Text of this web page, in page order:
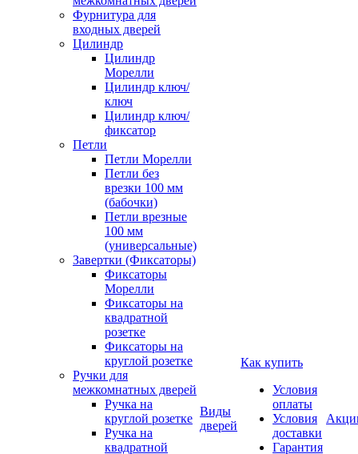
Фурнитура для
входных дверей
Цилиндр
Цилиндр
Морелли
Цилиндр ключ/
ключ
Цилиндр ключ/
фиксатор
Петли
Петли Морелли
Петли без
врезки 100 мм
(бабочки)
Петли врезные
100 мм
(универсальные)
Завертки (Фиксаторы)
Фиксаторы
Морелли
Фиксаторы на
квадратной
розетке
Фиксаторы на
круглой розетке
Ручки для
межкомнатных дверей
Ручка на
круглой розетке
Ручка на
квадратной
Виды
дверей
Как купить
Условия
оплаты
Условия
доставки
Гарантия